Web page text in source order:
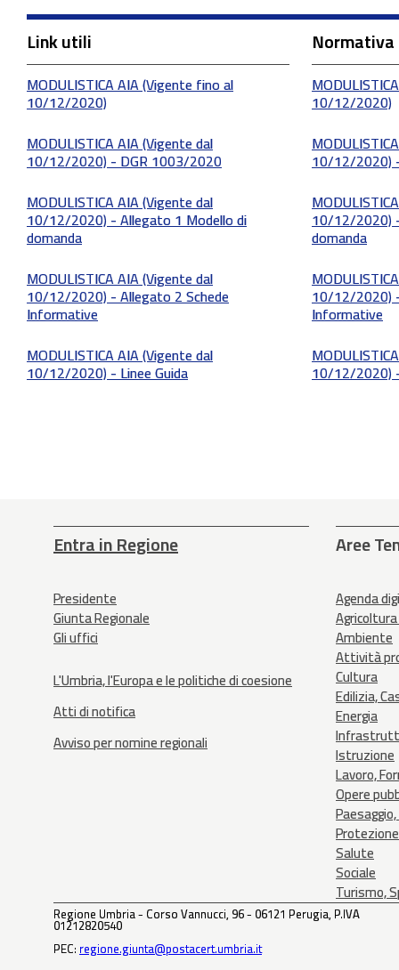
Link utili
MODULISTICA AIA (Vigente fino al
10/12/2020)
MODULISTICA AIA (Vigente dal
10/12/2020) - DGR 1003/2020
MODULISTICA AIA (Vigente dal
10/12/2020) - Allegato 1 Modello di
domanda
MODULISTICA AIA (Vigente dal
10/12/2020) - Allegato 2 Schede
Informative
MODULISTICA AIA (Vigente dal
10/12/2020) - Linee Guida
Normativa
10/12/2020)
10/12/2020)
10/12/2020)
domanda
10/12/2020)
Informative
10/12/2020)
Entra in Regione
Presidente
Giunta Regionale
Gli uffici
L'Umbria, l'Europa e le politiche di coesione
Atti di notifica
Avviso per nomine regionali
Aree
Agenda
Ambiente
Attività
Cultura
Edilizia,
Energia
Istruzione
Lavoro,
Opere
Salute
Sociale
Turismo,
Regione Umbria - Corso Vannucci, 96 - 06121 Perugia, P.IVA
01212820540
PEC: regione.giunta@postacert.umbria.it